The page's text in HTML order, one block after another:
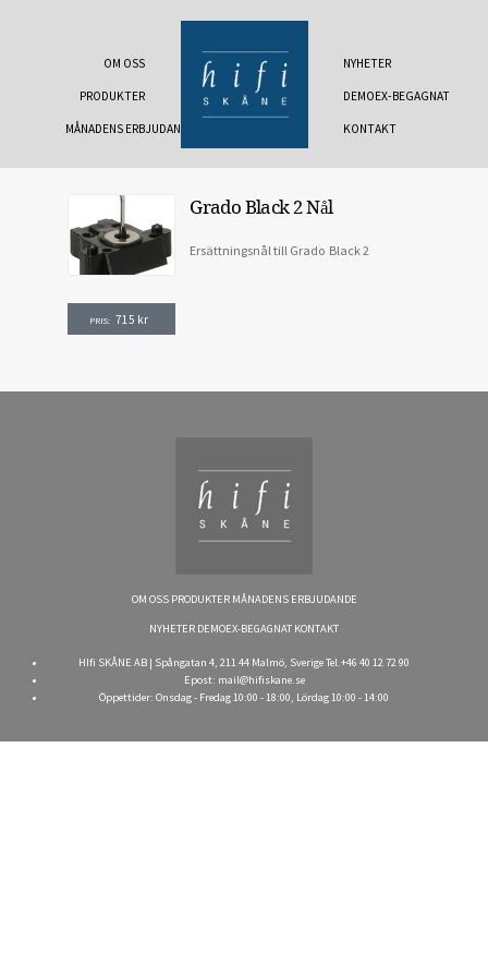
OM OSS
PRODUKTER
MÅNADENS ERBJUDANDE
NYHETER
DEMOEX-BEGAGNAT
KONTAKT
PRIS: 715 kr
Grado Black 2 Nål
Ersättningsnål till Grado Black 2
OM OSS PRODUKTER MÅNADENS ERBJUDANDE
NYHETER DEMOEX-BEGAGNAT KONTAKT
HIfi SKÅNE AB | Spångatan 4, 211 44 Malmö, Sverige Tel.+46 40 12 72 90
Epost: mail@hifiskane.se
Öppettider: Onsdag - Fredag 10:00 - 18:00, Lördag 10:00 - 14:00